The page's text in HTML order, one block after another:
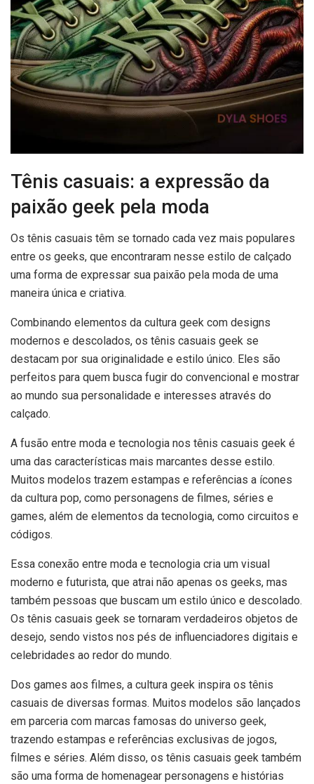
Tênis casuais: a expressão da
paixão geek pela moda
Os tênis casuais têm se tornado cada vez mais populares
entre os geeks, que encontraram nesse estilo de calçado
uma forma de expressar sua paixão pela moda de uma
maneira única e criativa.
Combinando elementos da cultura geek com designs
modernos e descolados, os tênis casuais geek se
destacam por sua originalidade e estilo único. Eles são
perfeitos para quem busca fugir do convencional e mostrar
ao mundo sua personalidade e interesses através do
calçado.
A fusão entre moda e tecnologia nos tênis casuais geek é
uma das características mais marcantes desse estilo.
Muitos modelos trazem estampas e referências a ícones
da cultura pop, como personagens de filmes, séries e
games, além de elementos da tecnologia, como circuitos e
códigos.
Essa conexão entre moda e tecnologia cria um visual
moderno e futurista, que atrai não apenas os geeks, mas
também pessoas que buscam um estilo único e descolado.
Os tênis casuais geek se tornaram verdadeiros objetos de
desejo, sendo vistos nos pés de influenciadores digitais e
celebridades ao redor do mundo.
Dos games aos filmes, a cultura geek inspira os tênis
casuais de diversas formas. Muitos modelos são lançados
em parceria com marcas famosas do universo geek,
trazendo estampas e referências exclusivas de jogos,
filmes e séries. Além disso, os tênis casuais geek também
são uma forma de homenagear personagens e histórias